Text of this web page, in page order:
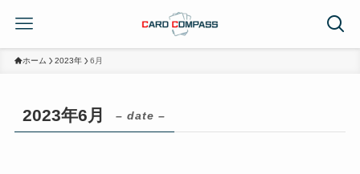
ホーム 2023年 6月
2023年6月 – date –